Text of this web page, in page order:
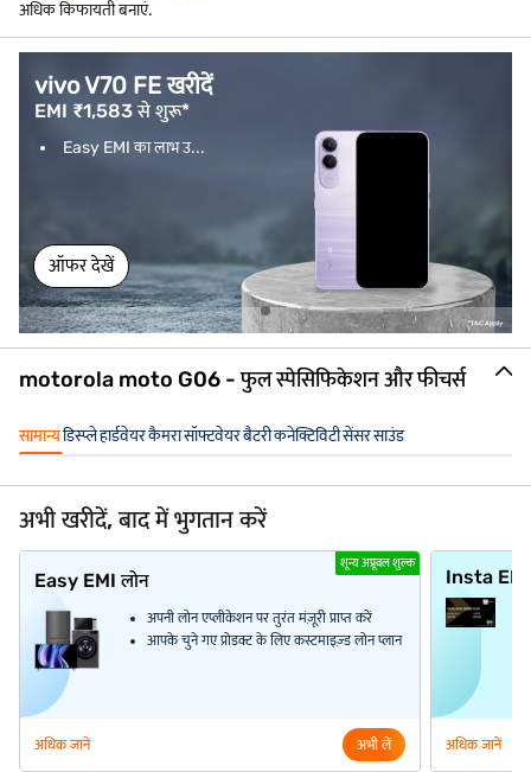
अधिक किफायती बनाएं.
vivo V70 FE खरीदें
EMI ₹1,583 से शुरू*
Easy EMI का लाभ उ...
ऑफर देखें
motorola moto G06 - फुल स्पेसिफिकेशन और फीचर्स
सामान्यडिस्प्लेहार्डवेयरकैमरासॉफ्टवेयरबैटरीकनेक्टिविटीसेंसरसाउंड
अभी खरीदें, बाद में भुगतान करें
शून्य अप्रूवल शुल्क
Easy EMI लोन
अपनी लोन एप्लीकेशन पर तुरंत मंज़ूरी प्राप्त करें
आपके चुने गए प्रोडक्ट के लिए कस्टमाइज़्ड लोन प्लान
अधिक जानें अभी लें
Insta
अधिक जानें